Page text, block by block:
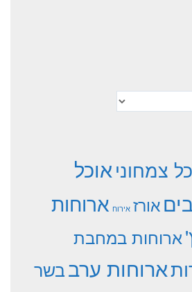
צמחוניאוכל
אורז אירוח ארוחות
ארוחות במחבת
ארוחות ערבבשר